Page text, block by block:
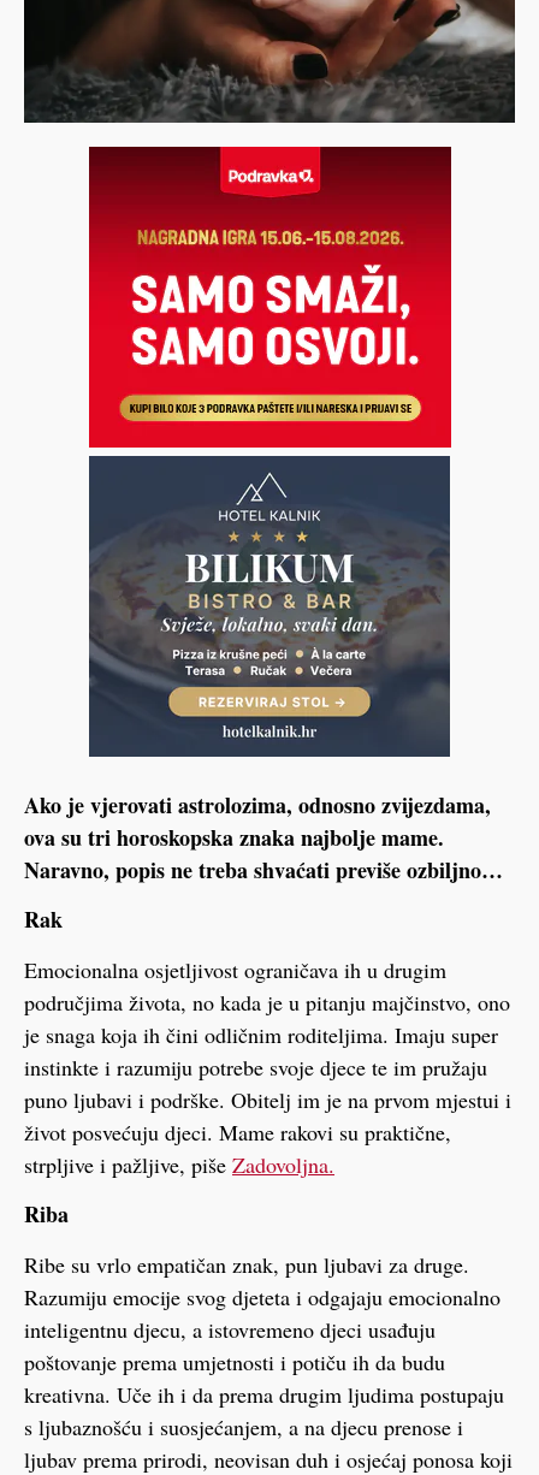
Ako je vjerovati astrolozima, odnosno zvijezdama,
ova su tri horoskopska znaka najbolje mame.
Naravno, popis ne treba shvaćati previše ozbiljno…
Rak
Emocionalna osjetljivost ograničava ih u drugim
područjima života, no kada je u pitanju majčinstvo, ono
je snaga koja ih čini odličnim roditeljima. Imaju super
instinkte i razumiju potrebe svoje djece te im pružaju
puno ljubavi i podrške. Obitelj im je na prvom mjestui i
život posvećuju djeci. Mame rakovi su praktične,
strpljive i pažljive, piše Zadovoljna.
Riba
Ribe su vrlo empatičan znak, pun ljubavi za druge.
Razumiju emocije svog djeteta i odgajaju emocionalno
inteligentnu djecu, a istovremeno djeci usađuju
poštovanje prema umjetnosti i potiču ih da budu
kreativna. Uče ih i da prema drugim ljudima postupaju
s ljubaznošću i suosjećanjem, a na djecu prenose i
ljubav prema prirodi, neovisan duh i osjećaj ponosa koji